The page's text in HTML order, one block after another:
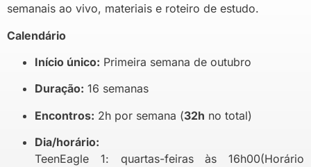
semanais ao vivo, materiais e roteiro de estudo.
Calendário
Início único: Primeira semana de outubro
Duração: 16 semanas
Encontros: 2h por semana (32h no total)
Dia/horário:
TeenEagle 1: quartas-feiras às 16h00(Horário